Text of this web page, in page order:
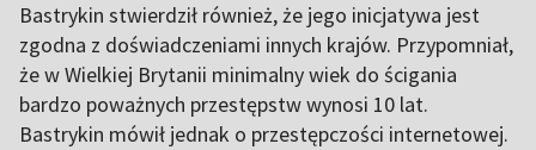
Bastrykin stwierdził również, że jego inicjatywa jest
zgodna z doświadczeniami innych krajów. Przypomniał,
że w Wielkiej Brytanii minimalny wiek do ścigania
bardzo poważnych przestępstw wynosi 10 lat.
Bastrykin mówił jednak o przestępczości internetowej.